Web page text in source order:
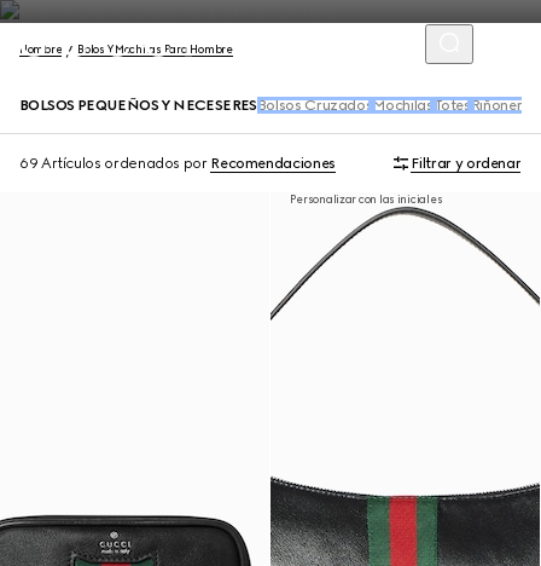
Hombre Bolos Y Mochilas Para Hombre
BOLSOS PEQUEÑOS Y NECESERES Bolsos Cruzados Mochilas Totes
69 Artículos ordenados por Recomendaciones Filtrar y ordenar
Personalizar con las iniciales